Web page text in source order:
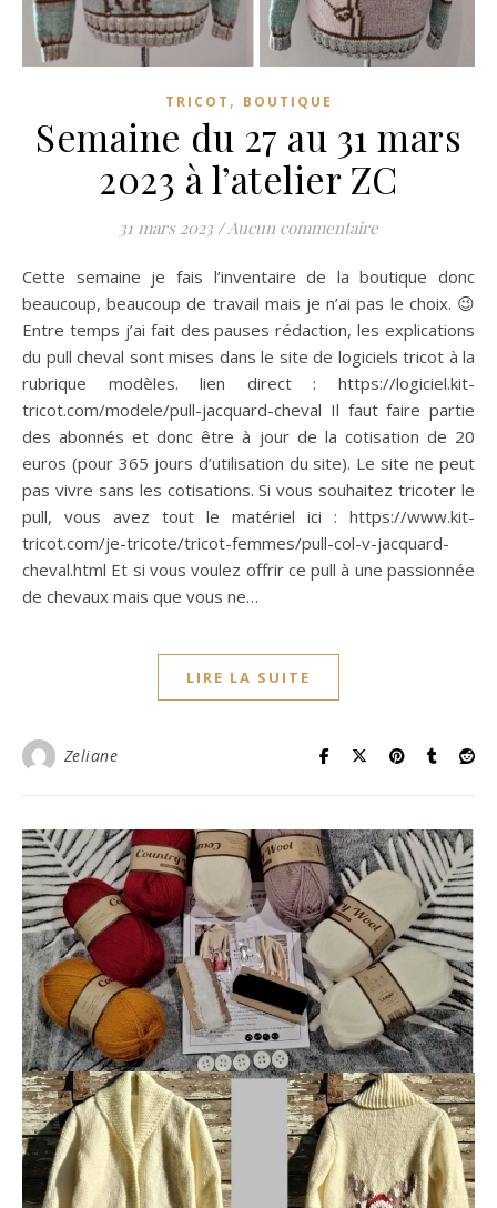
TRICOT , BOUTIQUE
Semaine du 27 au 31 mars
2023 à l’atelier ZC
31 mars 2023 / Aucun commentaire
Cette semaine je fais l’inventaire de la boutique donc
beaucoup, beaucoup de travail mais je n’ai pas le choix. 😉
Entre temps j’ai fait des pauses rédaction, les explications
du pull cheval sont mises dans le site de logiciels tricot à la
rubrique modèles. lien direct : https://logiciel.kit-
tricot.com/modele/pull-jacquard-cheval Il faut faire partie
des abonnés et donc être à jour de la cotisation de 20
euros (pour 365 jours d’utilisation du site). Le site ne peut
pas vivre sans les cotisations. Si vous souhaitez tricoter le
pull, vous avez tout le matériel ici : https://www.kit-
tricot.com/je-tricote/tricot-femmes/pull-col-v-jacquard-
cheval.html Et si vous voulez offrir ce pull à une passionnée
de chevaux mais que vous ne…
LIRE LA SUITE
Zeliane